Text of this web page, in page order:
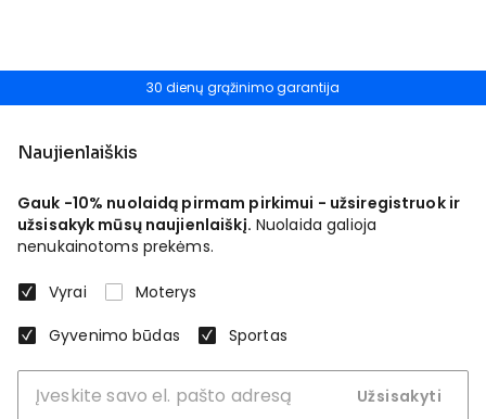
30 dienų grąžinimo garantija
Naujienlaiškis
Gauk -10% nuolaidą pirmam pirkimui - užsiregistruok ir
užsisakyk mūsų naujienlaiškį. Nuolaida galioja
nenukainotoms prekėms.
Vyrai
Moterys
Gyvenimo būdas
Sportas
Užsisakyti